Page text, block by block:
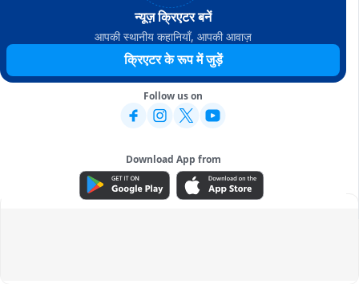
न्यूज़ क्रिएटर बनें
आपकी स्थानीय कहानियाँ, आपकी आवाज़
क्रिएटर के रूप में जुड़ें
Follow us on
Download App from
ADVERTISEMENT